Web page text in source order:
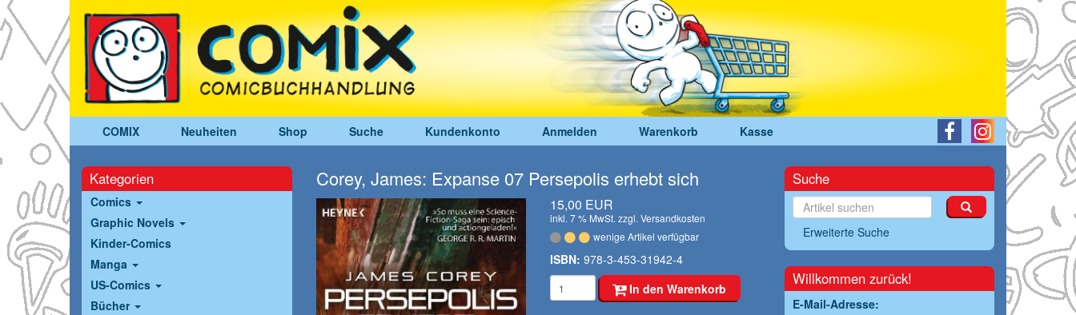
COMIX Neuheiten Shop Suche Kundenkonto Anmelden Warenkorb Kasse
Kategorien
Comics
Graphic Novels
Kinder-Comics
Manga
US-Comics
Bücher
Corey, James: Expanse 07 Persepolis erhebt sich
15,00 EUR
inkl. 7 % MwSt. zzgl. Versandkosten
wenige Artikel verfügbar
ISBN: 978-3-453-31942-4
In den Warenkorb
Suche
Erweiterte Suche
Willkommen zurück!
E-Mail-Adresse: